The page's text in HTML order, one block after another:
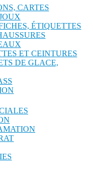
CARTES
ÉTIQUETTES
ET CEINTURES
DE GLACE,